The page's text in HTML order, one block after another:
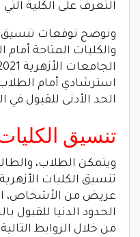
التعرف على الكلية
والكليات المتاحة
استرشادي أمام
الحد الأدنى للقبول في
تنسيق الكليات
ويتمكن الطلاب،
عريض من الأشخاص،
الحدود الدنيا للقبول
من خلال الروابط